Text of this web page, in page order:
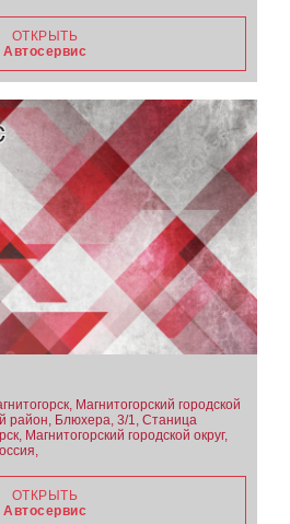
ОТКРЫТЬ
Автосервис
Магнитогорский городской
район, Блюхера, 3/1, Станица
Магнитогорский городской округ,
ОТКРЫТЬ
Автосервис